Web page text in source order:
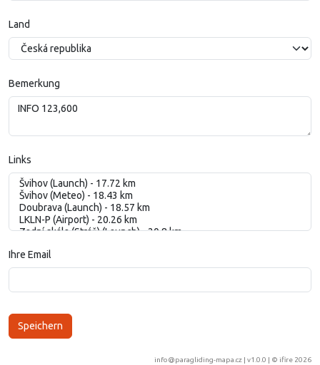
Land
Bemerkung
Links
Ihre Email
info@paragliding-mapa.cz | v1.0.0 | © ifire 2026